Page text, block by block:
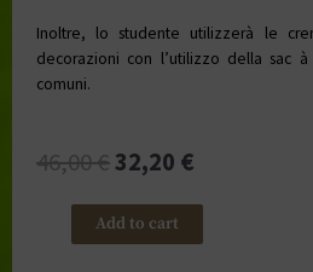
Inoltre, lo studente utilizzerà le
decorazioni con l’utilizzo della sac
comuni.
46,00€32,20 €
Add to cart